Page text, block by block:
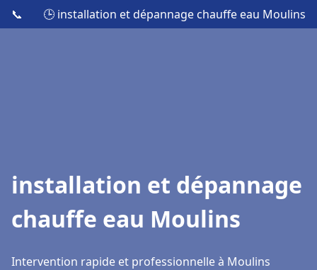
📞 🕒 installation et dépannage chauffe eau Moulins
installation et dépannage
chauffe eau Moulins
Intervention rapide et professionnelle à Moulins